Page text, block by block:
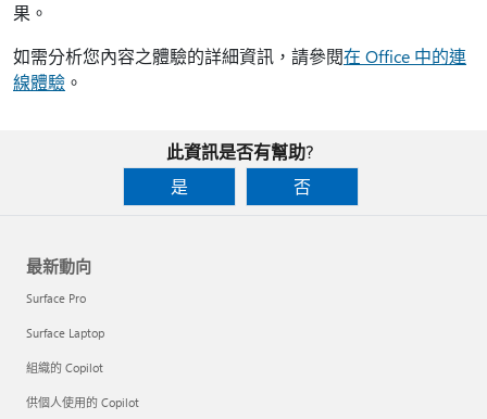
果。
如需分析您內容之體驗的詳細資訊，請參閱在 Office 中的連
線體驗 。
此資訊是否有幫助?
是
否
最新動向
Surface Pro
Surface Laptop
組織的 Copilot
供個人使用的 Copilot